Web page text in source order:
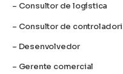
– Consultor de logística
– Consultor de
– Desenvolvedor
– Gerente comercial